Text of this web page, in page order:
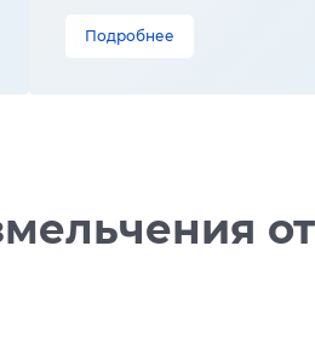
Подробнее